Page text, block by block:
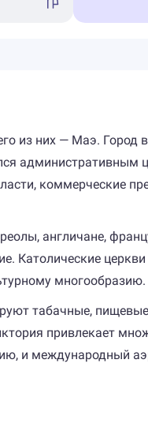
из них — Маэ. Город
административным
коммерческие
англичане,
Католические
многообразию.
табачные,
привлекает
и международный